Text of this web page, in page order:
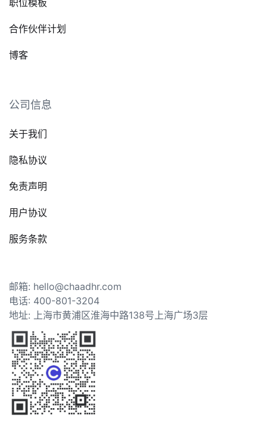
职位模板
合作伙伴计划
博客
公司信息
关于我们
隐私协议
免责声明
用户协议
服务条款
邮箱: hello@chaadhr.com
电话: 400-801-3204
地址: 上海市黄浦区淮海中路138号上海广场3层